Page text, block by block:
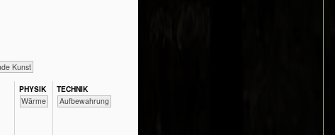
Kunst
PHY​SIK
​​​​​Wärme
TECH​NIK
Aufbewahrung